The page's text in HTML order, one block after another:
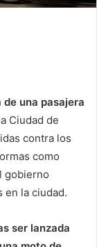
una pasajera
Ciudad de
contra los
como
gobierno
en la ciudad.
ser lanzada